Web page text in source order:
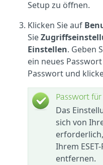
Setup zu öffnen.
Klicken Sie auf
Sie
Einstellen. Geben
ein neues
Passwort und
Passwort
Das
sich von
Ihrem
entfernen.